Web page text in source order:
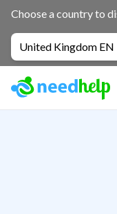
Choose a country to
United Kingdom EN